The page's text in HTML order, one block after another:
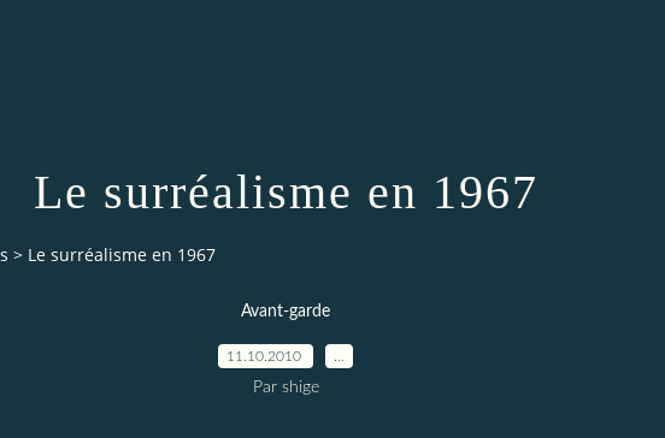
Le surréalisme en 1967
> Le surréalisme en 1967
Avant-garde
11.10.2010
Par shige